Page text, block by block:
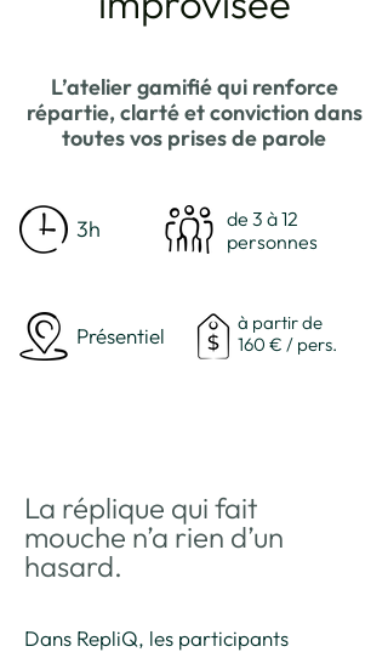
L’atelier gamifié qui renforce
répartie, clarté et conviction dans
toutes vos prises de parole
3h
de 3 à 12
personnes
Présentiel
à partir de
160 € / pers.
La réplique qui fait
mouche n’a rien d’un
hasard.
Dans RepliQ, les participants